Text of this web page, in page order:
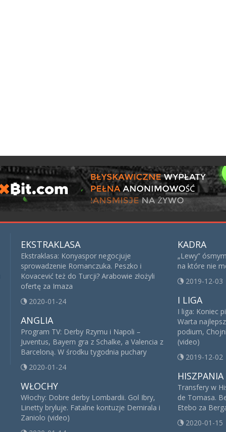
EKSTRAKLASA
Ekstraklasa: Konyaspor negocjuje
sprowadzenie Romanczuka. Peszko i
Kovacević też do Turcji? Arabowie złożyli
ofertę za Imaza
2020-01-24
ANGLIA
Program TV: Derby Rzymu i Napoli –
Juventus, Bayern gra z Schalke, a Valencia z
Barceloną. W środku tygodnia puchary
2020-01-24
WŁOCHY
Włochy: Dobre derby Lombardii. Gol Ibry,
Linetty bryluje. Fatalne kontuzje Demirala i
Zaniolo (video)
KADRA
„Lewy”
na które nie
2019-12-03
I LIGA
I liga: Koniec
Warta
podium,
(video)
2019-12-02
HISZPANIA
Transfery w
de Tomasa.
Etebo za
2020-01-15